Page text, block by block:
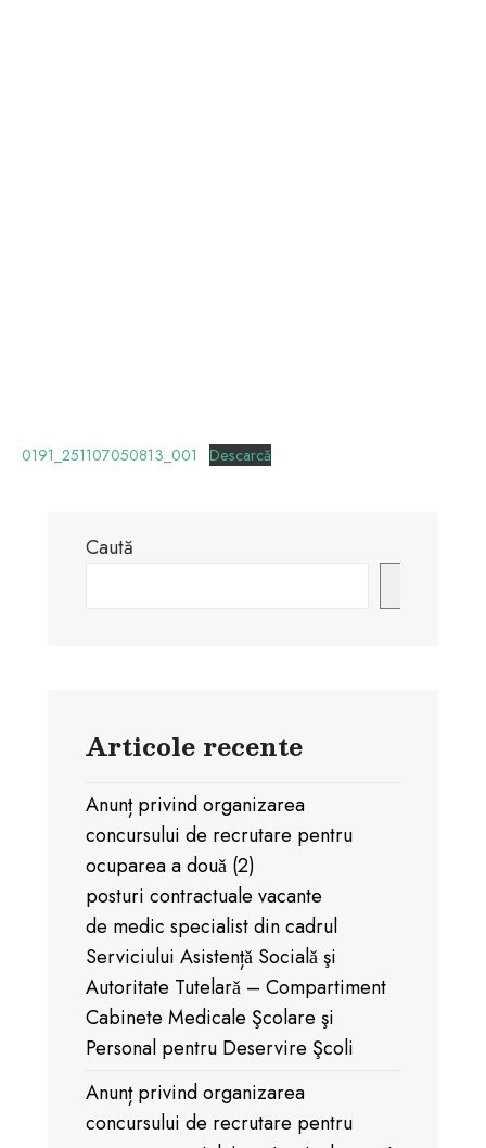
0191_251107050813_001 Descarcă
Caută
Articole recente
Anunț privind organizarea
concursului de recrutare pentru
ocuparea a douǎ (2)
posturi contractuale vacante
de medic specialist din cadrul
Serviciului Asistențǎ Socialǎ şi
Autoritate Tutelarǎ – Compartiment
Cabinete Medicale Şcolare şi
Personal pentru Deservire Şcoli
Anunț privind organizarea
concursului de recrutare pentru